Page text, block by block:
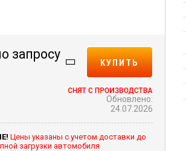
запросу
КУПИТЬ
Обновлено:
24.07.2026
Цены указаны с учетом доставки до
загрузки автомобиля